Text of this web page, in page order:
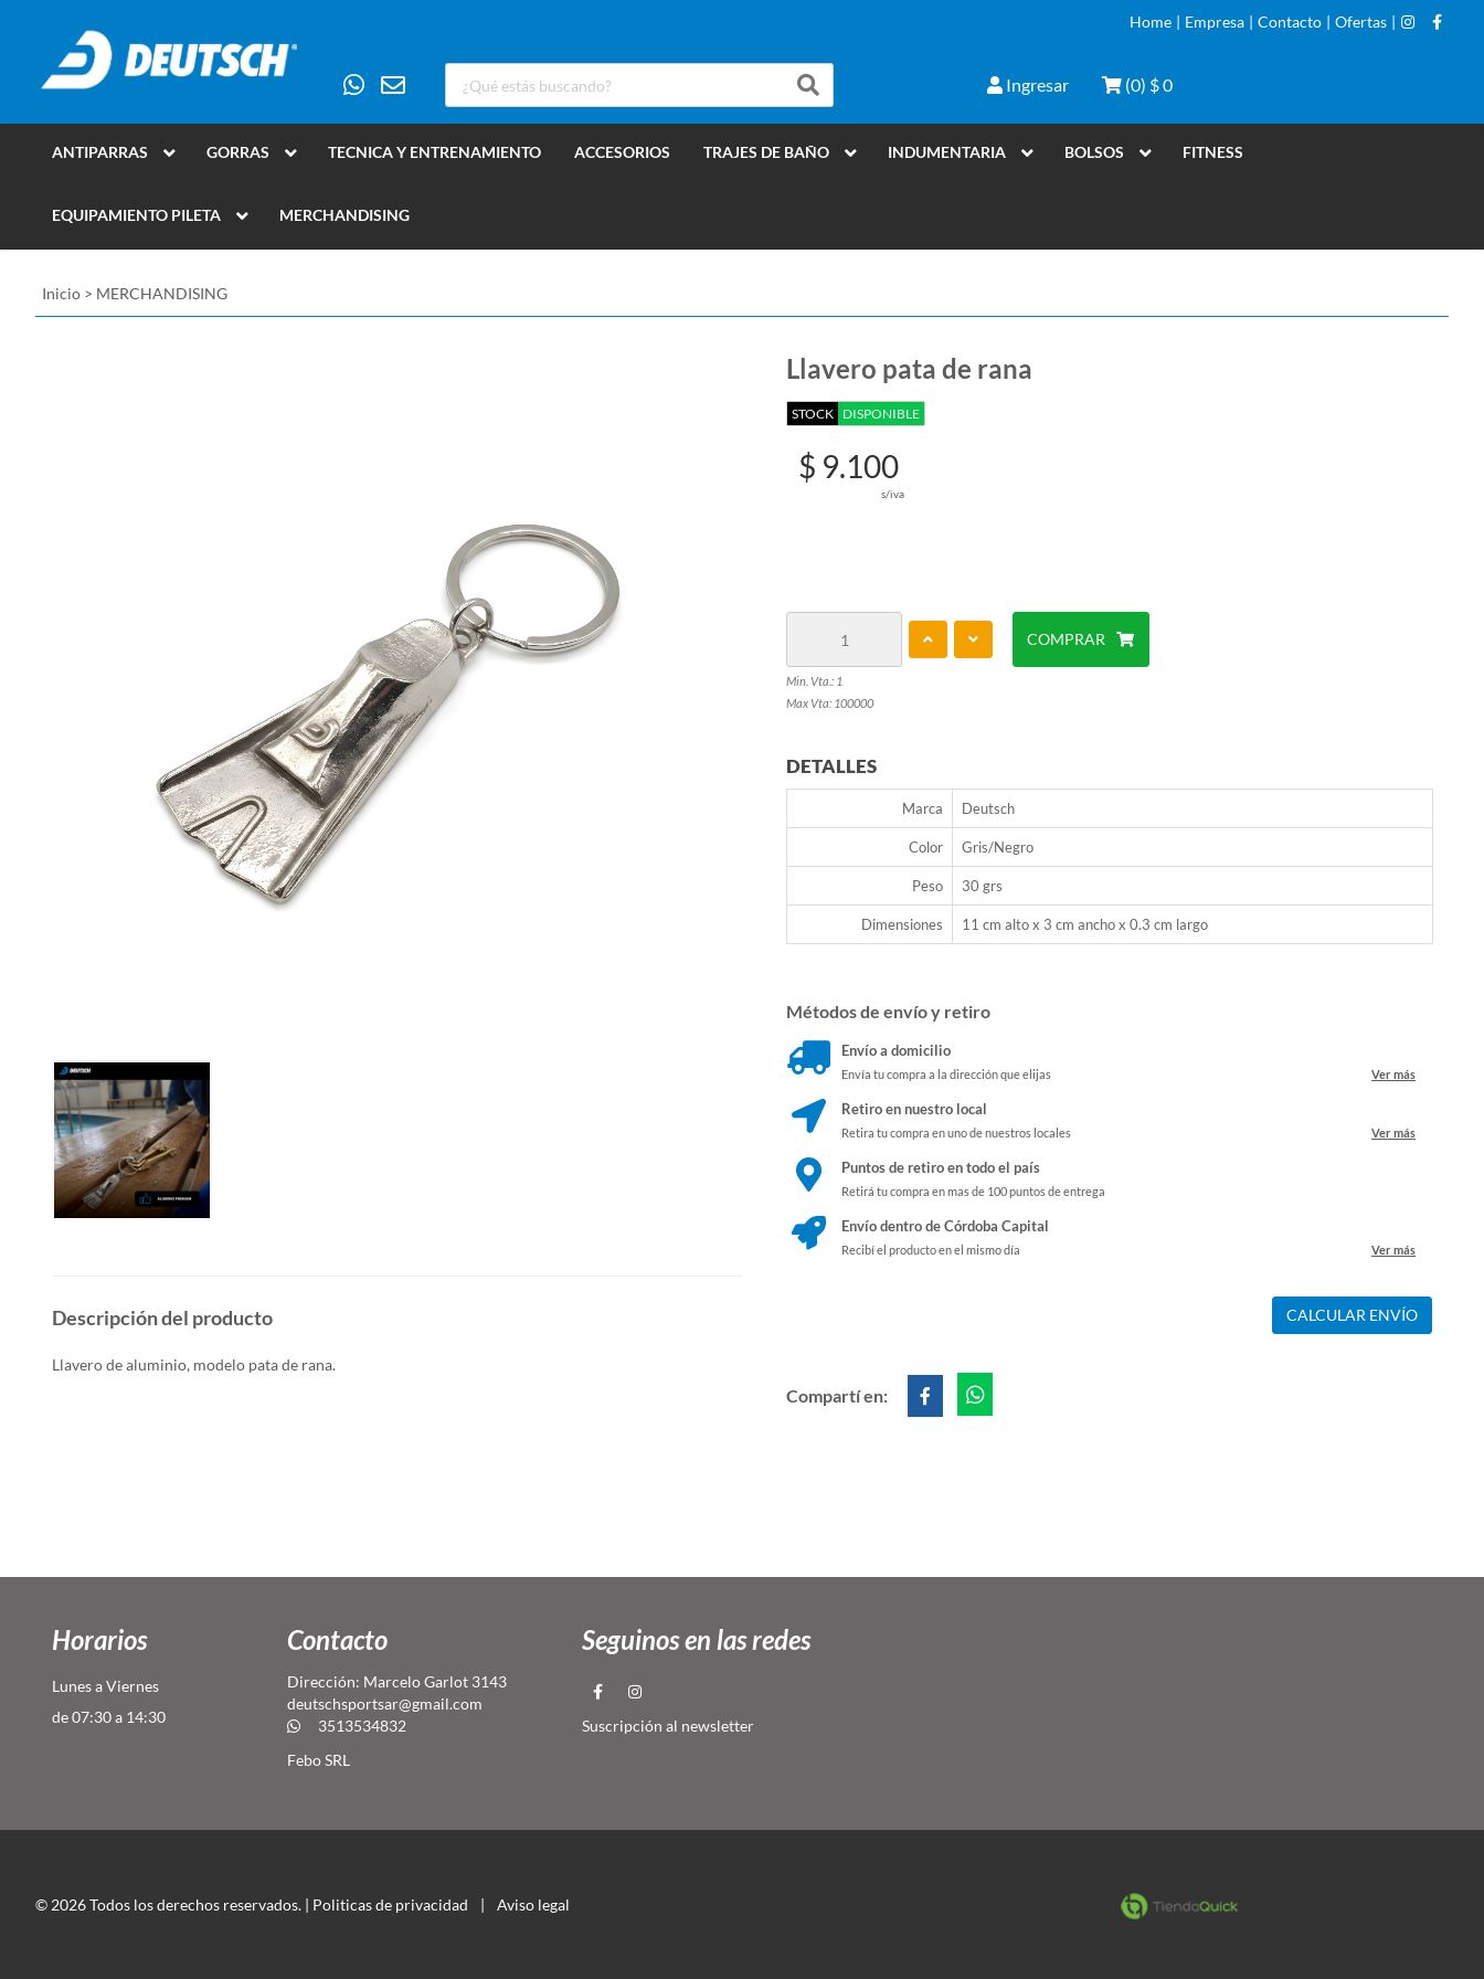
Home | Empresa | Contacto | Ofertas |
Ingresar (0) $ 0
ANTIPARRAS GORRAS TECNICA Y ENTRENAMIENTO ACCESORIOS TRAJES DE BAÑO INDUMENTARIA BOLSOS FITNESS
EQUIPAMIENTO PILETA MERCHANDISING
Inicio > MERCHANDISING
Llavero pata de rana
STOCK DISPONIBLE
$ 9.100
s/iva
Min. Vta.: 1
Max Vta: 100000
COMPRAR
DETALLES
Marca Deutsch
Color Gris/Negro
Peso 30 grs
Dimensiones 11 cm alto x 3 cm ancho x 0.3 cm largo
Métodos de envío y retiro
Envío a domicilio
Envía tu compra a la dirección que elijas Ver más
Retiro en nuestro local
Retira tu compra en uno de nuestros locales Ver más
Puntos de retiro en todo el país
Retirá tu compra en mas de 100 puntos de entrega
Envío dentro de Córdoba Capital
Recibí el producto en el mismo día Ver más
CALCULAR ENVÍO
Compartí en:
Descripción del producto
Llavero de aluminio, modelo pata de rana.
Horarios
Lunes a Viernes
de 07:30 a 14:30
Contacto
Dirección: Marcelo Garlot 3143
deutschsportsar@gmail.com
3513534832
Febo SRL
Seguinos en las redes
Suscripción al newsletter
© 2026 Todos los derechos reservados. | Politicas de privacidad | Aviso legal